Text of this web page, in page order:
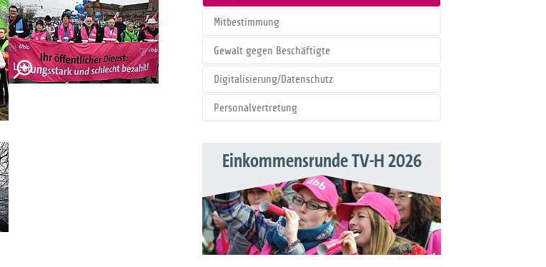
Mitbestimmung
Gewalt gegen Beschäftigte
Digitalisierung/Datenschutz
Personalvertretung
Einkommensrunde TV-H 2026